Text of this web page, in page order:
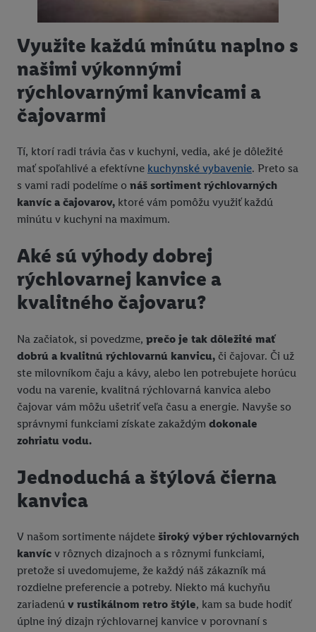
Využite každú minútu naplno s
našimi výkonnými
rýchlovarnými kanvicami a
čajovarmi
Tí, ktorí radi trávia čas v kuchyni, vedia, aké je dôležité
mať spoľahlivé a efektívne kuchynské vybavenie. Preto sa
s vami radi podelíme o náš sortiment rýchlovarných
kanvíc a čajovarov, ktoré vám pomôžu využiť každú
minútu v kuchyni na maximum.
Aké sú výhody dobrej
rýchlovarnej kanvice a
kvalitného čajovaru?
Na začiatok, si povedzme, prečo je tak dôležité mať
dobrú a kvalitnú rýchlovarnú kanvicu, či čajovar. Či už
ste milovníkom čaju a kávy, alebo len potrebujete horúcu
vodu na varenie, kvalitná rýchlovarná kanvica alebo
čajovar vám môžu ušetriť veľa času a energie. Navyše so
správnymi funkciami získate zakaždým dokonale
zohriatu vodu.
Jednoduchá a štýlová čierna
kanvica
V našom sortimente nájdete široký výber rýchlovarných
kanvíc v rôznych dizajnoch a s rôznymi funkciami,
pretože si uvedomujeme, že každý náš zákazník má
rozdielne preferencie a potreby. Niekto má kuchyňu
zariadenú v rustikálnom retro štýle, kam sa bude hodiť
úplne iný dizajn rýchlovarnej kanvice v porovnaní s
Kliknutím na možnosť "Odmietnuť" môžete povoliť iba
používanie potrebných technológií. Kliknutím na "
vyjadríte súhlas so spracúvaním na všetky vyššie uvedené účely.
Ďalšie informácie vrátane informácií o dobe uchovávania
údajov a Vašom práve kedykoľvek odvolať súhlas s účinnosťou
údajov.Imprint nájdete tu.